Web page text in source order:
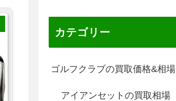
カテゴリー
ゴルフクラブの買取価格&相場
アイアンセットの買取相場